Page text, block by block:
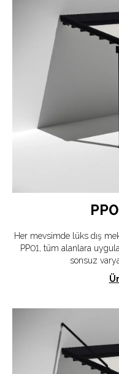
artmasını hem de
edebilmesini
sağlayan düzeneğe
sistemleri,farklı
özelleştirilebilir
alternatifleri ile tek
Her mevsimde lüks dış
PP01, tüm alanlara
sonsuz